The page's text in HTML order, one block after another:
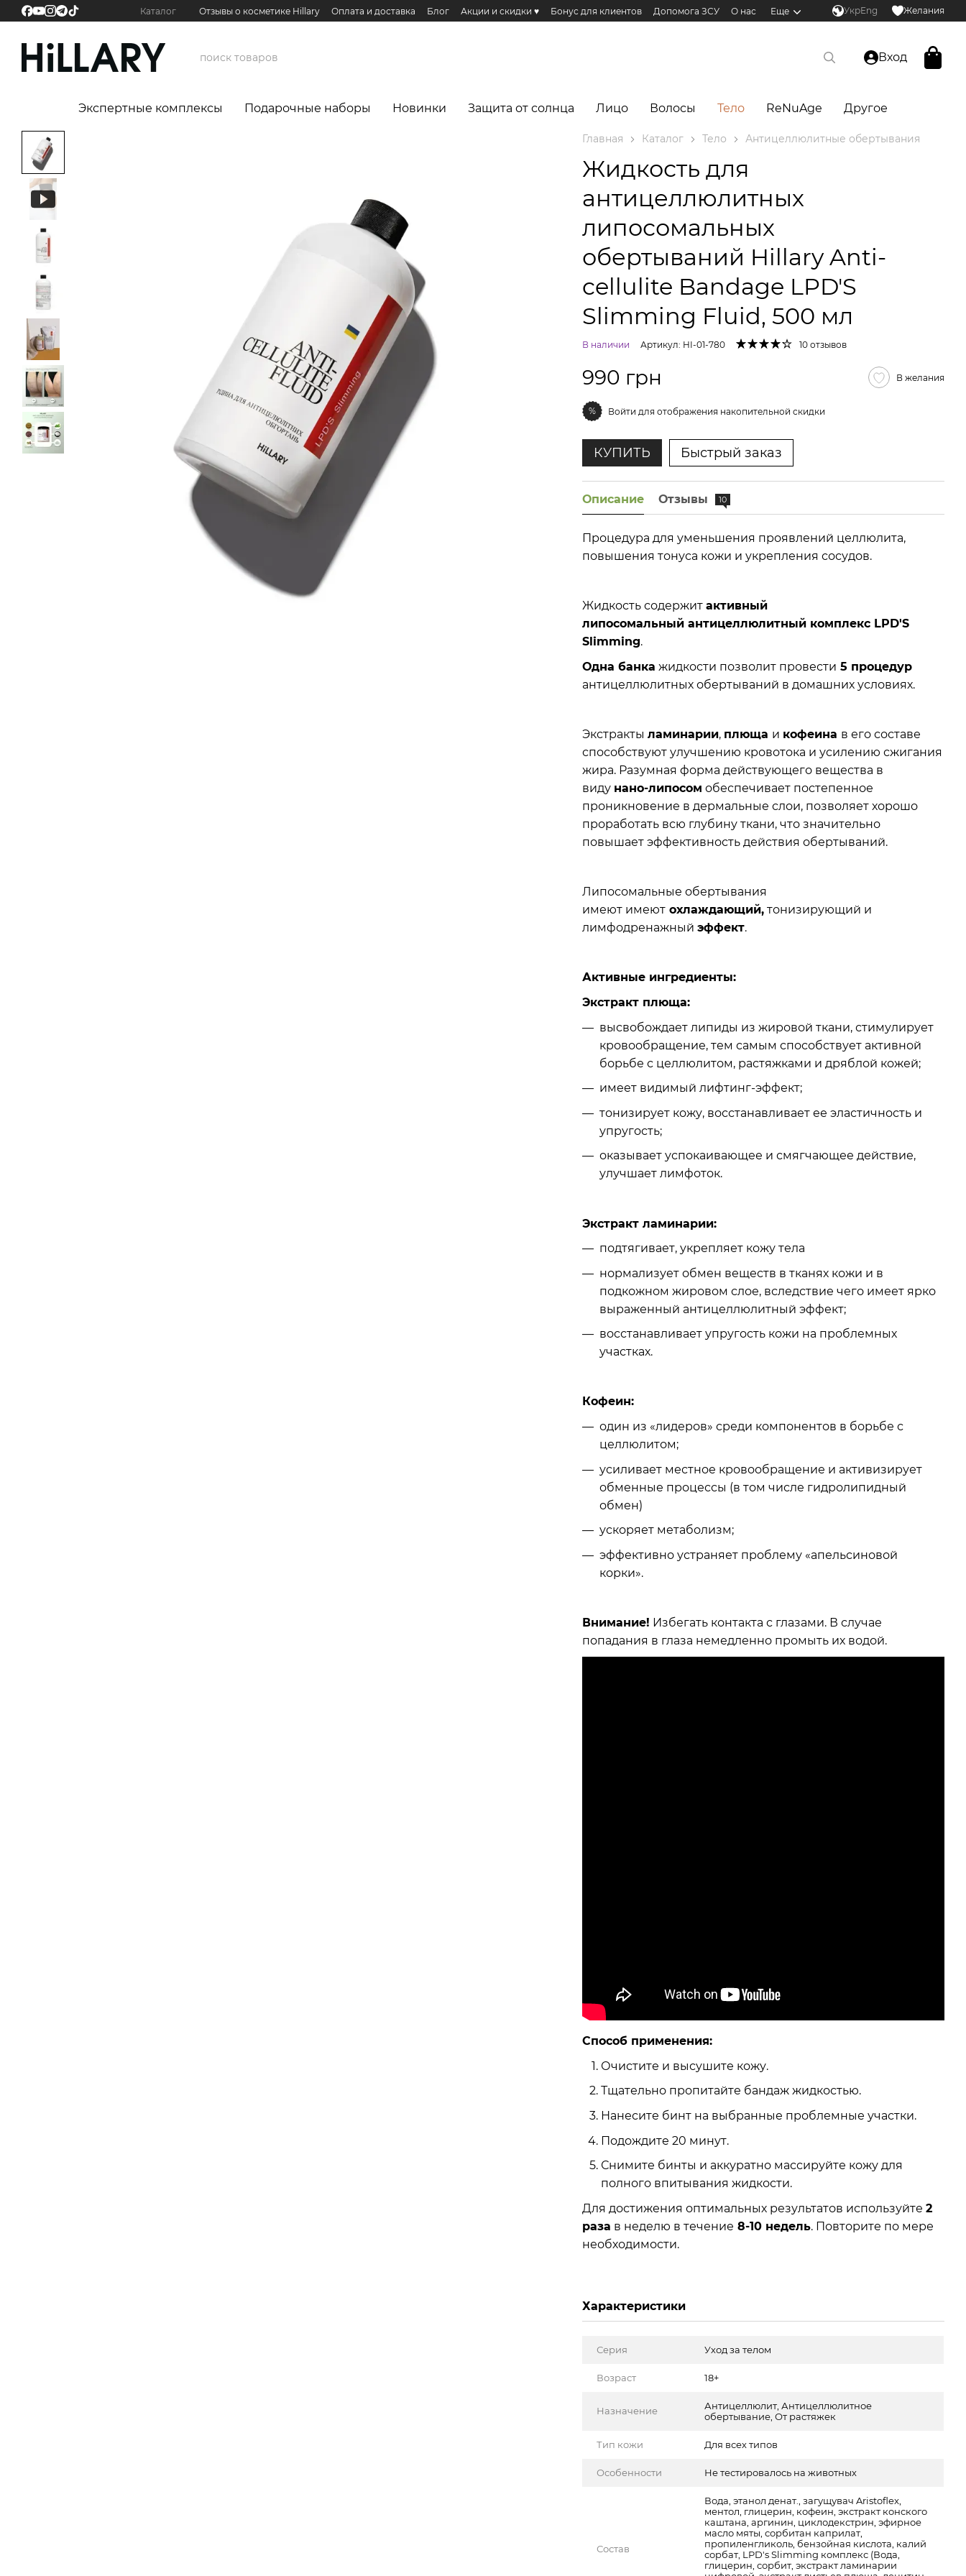
Перейти к основному контенту
Каталог Отзывы о косметике Hillary Оплата и доставка Блог Акции и скидки ♥️ Бонус для клиентов Допомога ЗСУ О нас Еще УкрEng Желания
Вход
Экспертные комплексы Подарочные наборы Новинки Защита от солнца Лицо Волосы Тело ReNuAge Другое
Главная Каталог Тело Антицеллюлитные обертывания
Жидкость для
антицеллюлитных
липосомальных
обертываний Hillary Anti-
cellulite Bandage LPD'S
Slimming Fluid, 500 мл
В наличии Артикул: HI-01-780 10 отзывов
990 грн В желания
% Войти для отображения накопительной скидки
КУПИТЬ Быстрый заказ
Описание Отзывы 10
Процедура для уменьшения проявлений целлюлита,
повышения тонуса кожи и укрепления сосудов.
Жидкость содержитактивный
липосомальный антицеллюлитный комплекс LPD'S
Slimming.
Одна банка жидкости позволит провести 5 процедур
антицеллюлитных обертываний в домашних условиях.
Экстрактыламинарии, плюща и кофеина в его составе
способствуют улучшению кровотока и усилению сжигания
жира. Разумная форма действующего вещества в
виду нано-липосом обеспечивает постепенное
проникновение в дермальные слои, позволяет хорошо
проработать всю глубину ткани, что значительно
повышает эффективность действия обертываний.
Липосомальные обертывания
имеют имеют охлаждающий, тонизирующий и
лимфодренажныйэффект.
Активные ингредиенты:
Экстракт плюща:
высвобождает липиды из жировой ткани, стимулирует
кровообращение, тем самым способствует активной
борьбе с целлюлитом, растяжками и дряблой кожей;
имеет видимый лифтинг-эффект;
тонизирует кожу, восстанавливает ее эластичность и
упругость;
оказывает успокаивающее и смягчающее действие,
улучшает лимфоток.
Экстракт ламинарии:
подтягивает, укрепляет кожу тела
нормализует обмен веществ в тканях кожи и в
подкожном жировом слое, вследствие чего имеет ярко
выраженный антицеллюлитный эффект;
восстанавливает упругость кожи на проблемных
участках.
Кофеин:
один из «лидеров» среди компонентов в борьбе с
целлюлитом;
усиливает местное кровообращение и активизирует
обменные процессы (в том числе гидролипидный
обмен)
ускоряет метаболизм;
эффективно устраняет проблему «апельсиновой
корки».
Внимание! Избегать контакта с глазами. В случае
попадания в глаза немедленно промыть их водой.
Способ применения:
Очистите и высушите кожу.
Тщательно пропитайте бандаж жидкостью.
Нанесите бинт на выбранные проблемные участки.
Подождите 20 минут.
Снимите бинты и аккуратно массируйте кожу для
полного впитывания жидкости.
Для достижения оптимальных результатов используйте2
раза в неделю в течение 8-10 недель. Повторите по мере
необходимости.
Характеристики
Серия Уход за телом
Возраст 18+
Назначение
Антицеллюлит, Антицеллюлитное
обертывание, От растяжек
Тип кожи Для всех типов
Особенности Не тестировалось на животных
Состав
Вода, этанол денат., загущувач Aristoflex,
ментол, глицерин, кофеин, экстракт конского
каштана, аргинин, циклодекстрин, эфирное
масло мяты, сорбитан каприлат,
пропиленгликоль, бензойная кислота, калий
сорбат, LPD's Slimming комплекс (Вода,
глицерин, сорбит, экстракт ламинарии